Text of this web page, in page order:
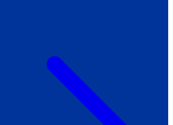
челендж «Україно, ти є!»
Молодіжний челендж «Жестова
мова для мене – це…»
Репортажі спеціальних та
інклюзивних начальних закладів